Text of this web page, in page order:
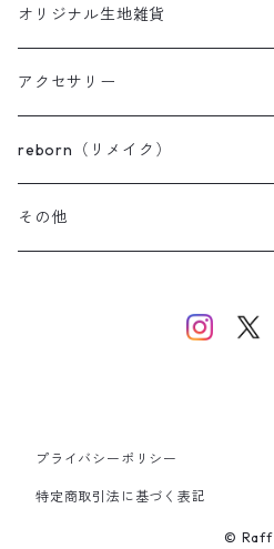
ポップ
スモーキー
パイルベビーブーティ
ボアベビーブーティ
セレモニーベビーブーティ
オリジナル生地雑貨
アクセサリー
reborn（リメイク）
その他
プライバシーポリシー
特定商取引法に基づく表記
© Raff